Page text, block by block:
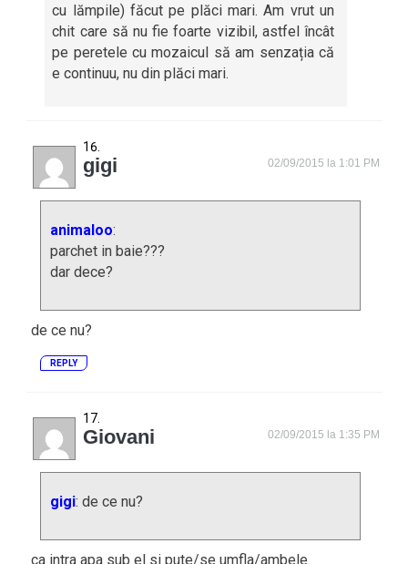
cu lămpile) făcut pe plăci mari. Am vrut un
chit care să nu fie foarte vizibil, astfel încât
pe peretele cu mozaicul să am senzația că
e continuu, nu din plăci mari.
gigi 02/09/2015 la 1:01 PM
animaloo:
parchet in baie???
dar dece?
de ce nu?
REPLY
Giovani 02/09/2015 la 1:35 PM
gigi: de ce nu?
ca intra apa sub el si pute/se umfla/ambele.